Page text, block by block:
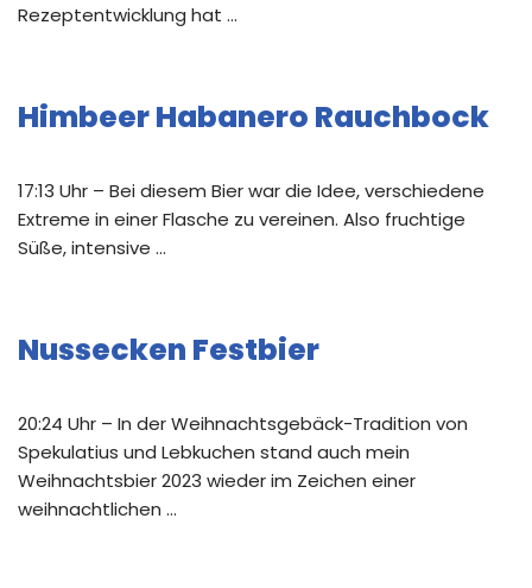
Rezeptentwicklung hat …
Himbeer Habanero Rauchbock
17:13 Uhr – Bei diesem Bier war die Idee, verschiedene
Extreme in einer Flasche zu vereinen. Also fruchtige
Süße, intensive …
Nussecken Festbier
20:24 Uhr – In der Weihnachtsgebäck-Tradition von
Spekulatius und Lebkuchen stand auch mein
Weihnachtsbier 2023 wieder im Zeichen einer
weihnachtlichen …